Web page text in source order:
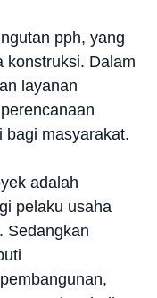
pph, yang
konstruksi. Dalam
layanan
bagi masyarakat.
adalah
pelaku usaha
Sedangkan